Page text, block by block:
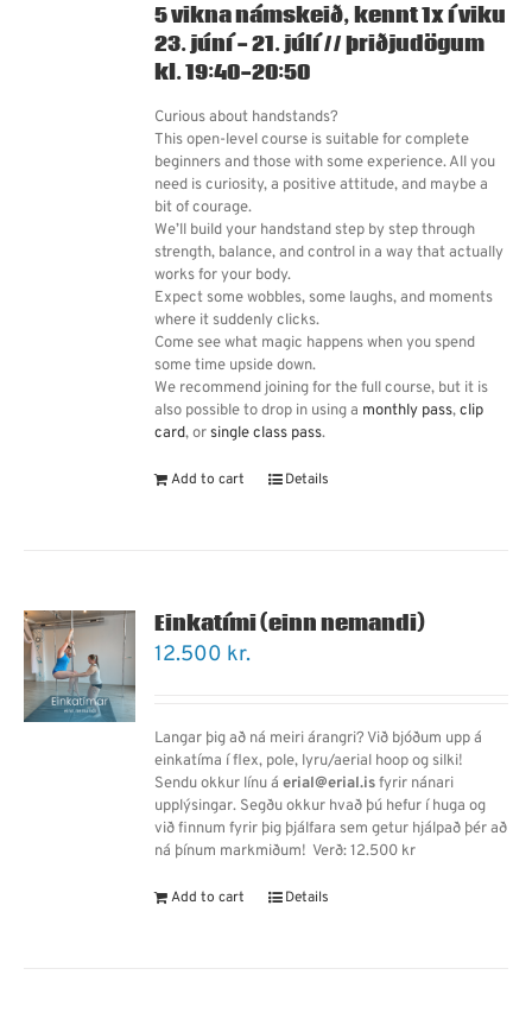
5 vikna námskeið, kennt 1x í viku
23. júní - 21. júlí // þriðjudögum
kl. 19:40-20:50
Curious about handstands?
This open-level course is suitable for complete
beginners and those with some experience. All you
need is curiosity, a positive attitude, and maybe a
bit of courage.
We’ll build your handstand step by step through
strength, balance, and control in a way that actually
works for your body.
Expect some wobbles, some laughs, and moments
where it suddenly clicks.
Come see what magic happens when you spend
some time upside down.
We recommend joining for the full course, but it is
also possible to drop in using a monthly pass,clip
card, orsingle class pass.
Add to cart Details
Einkatími (einn nemandi)
12.500 kr.
Langar þig að ná meiri árangri? Við bjóðum upp á
einkatíma í flex, pole, lyru/aerial hoop og silki!
Sendu okkur línu áerial@erial.isfyrir nánari
upplýsingar. Segðu okkur hvað þú hefur í huga og
við finnum fyrir þig þjálfara sem getur hjálpað þér að
ná þínum markmiðum! Verð: 12.500 kr
Add to cart Details